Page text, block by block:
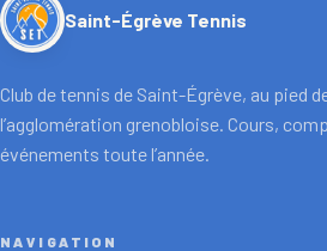
Saint-Égrève Tennis
Club de tennis de Saint-Égrève, au pied
l’agglomération grenobloise. Cours,
événements toute l’année.
NAVIGATION